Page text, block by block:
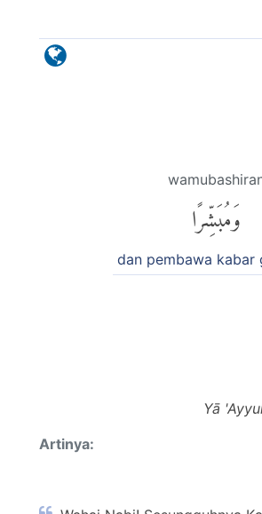
وَمُبَشِّرًا
dan pembawa kabar
Yā
Artinya: